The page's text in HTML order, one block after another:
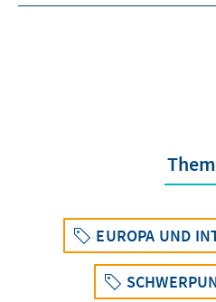
EUROPA UND